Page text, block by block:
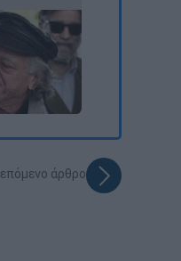
επόμενο άρθρο